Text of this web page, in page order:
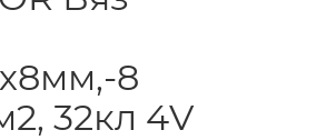
8
32кл 4V